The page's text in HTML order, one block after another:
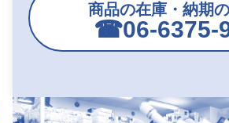
商品の在庫・納期
☎︎06-6375-